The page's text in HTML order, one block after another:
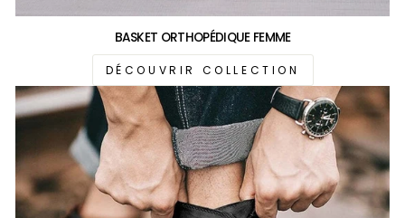
BASKET ORTHOPÉDIQUE FEMME
DÉCOUVRIR COLLECTION